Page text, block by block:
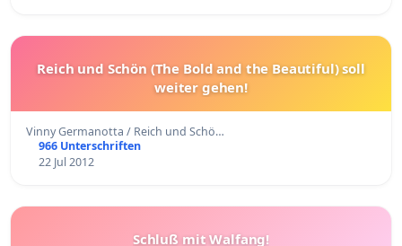
Reich und Schön (The Bold and the Beautiful) soll
weiter gehen!
Vinny Germanotta / Reich und Schö…
966 Unterschriften
22 Jul 2012
Schluß mit Walfang!